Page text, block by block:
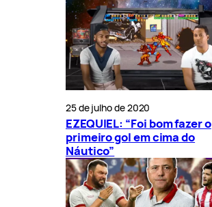
25 de julho de 2020
EZEQUIEL: “Foi bom fazer o
primeiro gol em cima do
Náutico”